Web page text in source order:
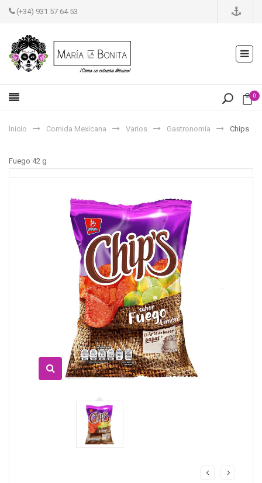
(+34) 931 57 64 53
0
Inicio Comida Mexicana Varios Gastronomía Chips
Fuego 42 g